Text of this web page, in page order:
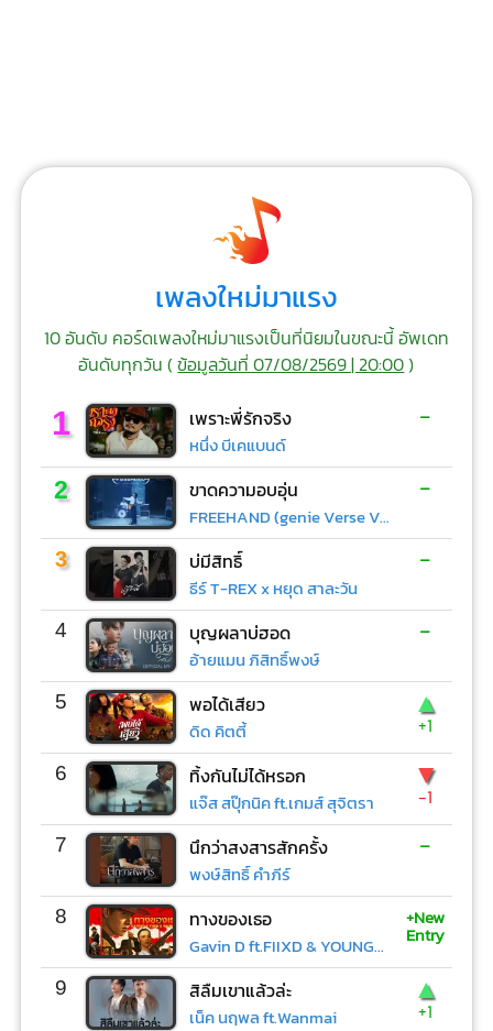
เพลงใหม่มาแรง
10 อันดับ คอร์ดเพลงใหม่มาแรงเป็นที่นิยมในขณะนี้ อัพเดท
อันดับทุกวัน (ข้อมูลวันที่ 07/08/2569 | 20:00)
1 เพราะพี่รักจริง
หนึ่ง บีเคแบนด์
-
2 ขาดความอบอุ่น
FREEHAND (genie Verse Vol.1)
-
3 บ่มีสิทธิ์
ธีร์ T-REX x หยุด สาละวัน
-
4 บุญผลาบ่ฮอด
อ้ายแมน ภิสิทธิ์พงษ์
-
5 พอได้เสียว
ดิด คิตตี้
▲
+1
6 ทิ้งกันไม่ได้หรอก
แจ๊ส สปุ๊กนิค ft.เกมส์ สุจิตรา
▼
-1
7 นึกว่าสงสารสักครั้ง
พงษ์สิทธิ์ คำภีร์
-
8 ทางของเธอ
Gavin D ft.FIIXD & YOUNGOHM
+New
Entry
9 สิลืมเขาแล้วล่ะ
เน็ค นฤพล ft.Wanmai
▲
+1